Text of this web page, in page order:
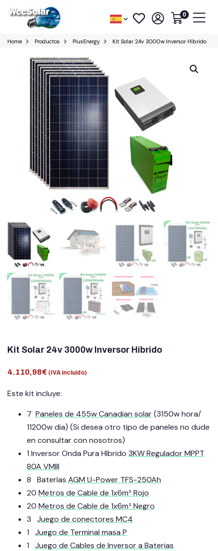
0
Home Productos PlusEnergy Kit Solar 24v 3000w Inversor Híbrido
Kit Solar 24v 3000w Inversor Híbrido
4.110,98€ (IVA incluido)
Este kit incluye:
7 Paneles de 455w Canadian solar(3150w hora/
11200w dia) (Si desea otro tipo de paneles no dude
en consultar con nosotros)
1 Inversor Onda Pura Híbrido 3KW Regulador MPPT
80A VMIII
8 Baterías AGM U-Power TFS-250Ah
20 Metros de Cable de 1x6m² Rojo
20 Metros de Cable de 1x6m² Negro
3 Juego de conectores MC4
1 Juego de Terminal masa P
1 Juego de Cables de Inversor a Baterias